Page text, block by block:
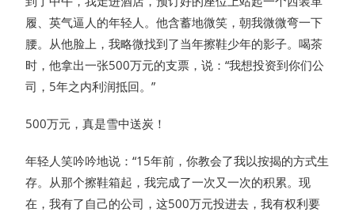
履、英气逼人的年轻人。他含蓄地微笑，朝我微微弯一下
腰。从他脸上，我略微找到了当年擦鞋少年的影子。喝茶
时，他拿出一张500万元的支票，说：“我想投资到你们公
司，5年之内利润抵回。”
500万元，真是雪中送炭！
年轻人笑吟吟地说：“15年前，你教会了我以按揭的方式生
存。从那个擦鞋箱起，我完成了一次又一次的积累。现
在，我有了自己的公司，这500万元投进去，我有权利要